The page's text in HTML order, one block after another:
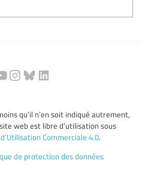
qu’il n’en soit indiqué autrement,
web est libre d’utilisation sous
Commerciale 4.0.
de protection des données